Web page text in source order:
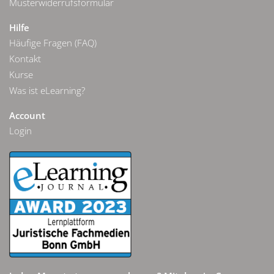
Musterwiderrufsformular
Hilfe
Häufige Fragen (FAQ)
Kontakt
Kurse
Was ist eLearning?
Account
Login